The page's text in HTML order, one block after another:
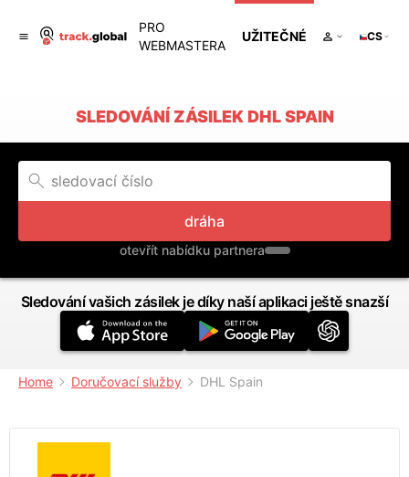
PRO
WEBMASTERA
UŽITEČNÉ CS
SLEDOVÁNÍ ZÁSILEK DHL SPAIN
dráha
otevřít nabídku partnera
Sledování vašich zásilek je díky naší aplikaci ještě snazší
Home Doručovací služby DHL Spain